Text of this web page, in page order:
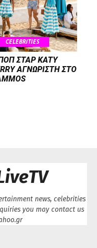
CELEBRITIES
ΣΤΑΡ KATY
ΑΓΝΩΡΙΣΤΗ ΣΤΟ
news, celebrities
you may contact us